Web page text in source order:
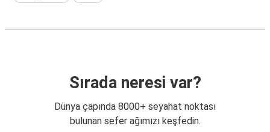
Sırada neresi var?
Dünya çapında 8000+ seyahat noktası
bulunan sefer ağımızı keşfedin.